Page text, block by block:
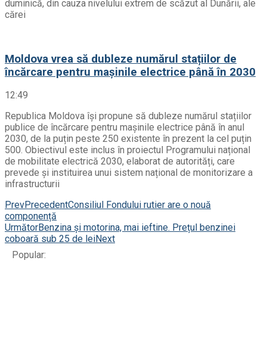
duminică, din cauza nivelului extrem de scăzut al Dunării, ale
cărei
Moldova vrea să dubleze numărul stațiilor de
încărcare pentru mașinile electrice până în 2030
12:49
Republica Moldova își propune să dubleze numărul stațiilor
publice de încărcare pentru mașinile electrice până în anul
2030, de la puțin peste 250 existente în prezent la cel puțin
500. Obiectivul este inclus în proiectul Programului național
de mobilitate electrică 2030, elaborat de autorități, care
prevede și instituirea unui sistem național de monitorizare a
infrastructurii
PrevPrecedentConsiliul Fondului rutier are o nouă
componență
UrmătorBenzina și motorina, mai ieftine. Prețul benzinei
coboară sub 25 de leiNext
Popular: